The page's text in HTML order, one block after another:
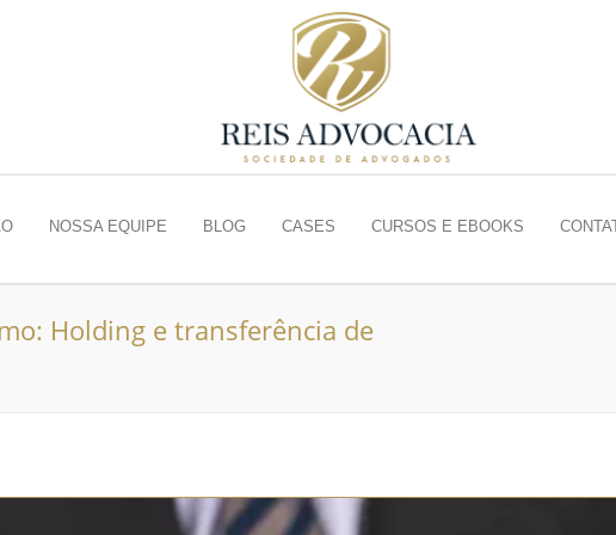
NOSSA EQUIPE BLOG CASES CURSOS E EBOOKS
Holding e transferência de